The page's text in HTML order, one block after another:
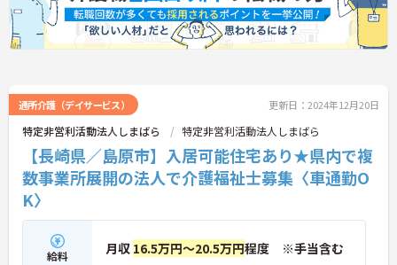
通所介護（デイサービス） 更新日：2024年12月20日
特定非営利活動法人しまばら 特定非営利活動法人しまばら
【長崎県／島原市】入居可能住宅あり★県内で複
数事業所展開の法人で介護福祉士募集〈車通勤O
K〉
給料 月収 16.5万円～20.5万円程度 ※手当含む